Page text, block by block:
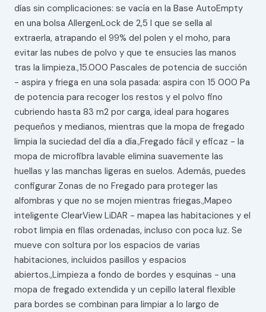
días sin complicaciones: se vacía en la Base AutoEmpty
en una bolsa AllergenLock de 2,5 l que se sella al
extraerla, atrapando el 99% del polen y el moho, para
evitar las nubes de polvo y que te ensucies las manos
tras la limpieza.,15.000 Pascales de potencia de succión
- aspira y friega en una sola pasada: aspira con 15 000 Pa
de potencia para recoger los restos y el polvo fino
cubriendo hasta 83 m‌‌2‌‌ por carga, ideal para hogares
pequeños y medianos, mientras que la mopa de fregado
limpia la suciedad del día a día.,Fregado fácil y eficaz - la
mopa de microfibra lavable elimina suavemente las
huellas y las manchas ligeras en suelos. Además, puedes
configurar Zonas de no Fregado para proteger las
alfombras y que no se mojen mientras friegas.,Mapeo
inteligente ClearView LiDAR - mapea las habitaciones y el
robot limpia en filas ordenadas, incluso con poca luz. Se
mueve con soltura por los espacios de varias
habitaciones, incluidos pasillos y espacios
abiertos.,Limpieza a fondo de bordes y esquinas - una
mopa de fregado extendida y un cepillo lateral flexible
para bordes se combinan para limpiar a lo largo de